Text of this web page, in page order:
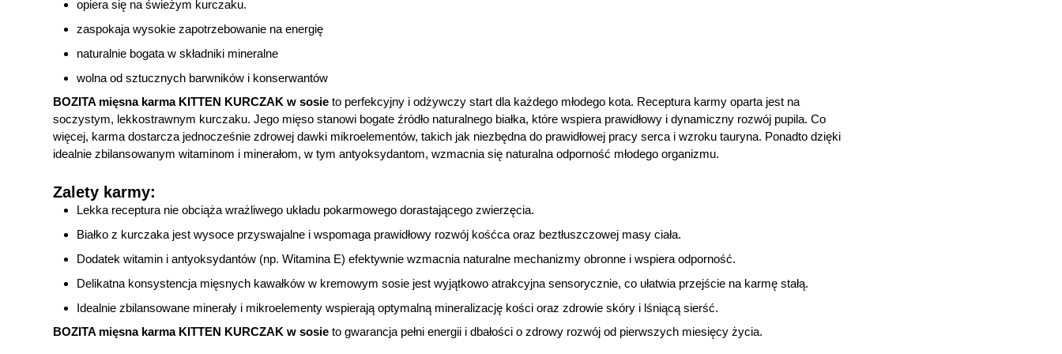
opiera się na świeżym kurczaku.
zaspokaja wysokie zapotrzebowanie na energię
naturalnie bogata w składniki mineralne
wolna od sztucznych barwników i konserwantów
BOZITA mięsna karma KITTEN KURCZAK w sosie to perfekcyjny i odżywczy start dla każdego młodego kota. Receptura karmy oparta jest na
soczystym, lekkostrawnym kurczaku. Jego mięso stanowi bogate źródło naturalnego białka, które wspiera prawidłowy i dynamiczny rozwój pupila. Co
więcej, karma dostarcza jednocześnie zdrowej dawki mikroelementów, takich jak niezbędna do prawidłowej pracy serca i wzroku tauryna. Ponadto dzięki
idealnie zbilansowanym witaminom i minerałom, w tym antyoksydantom, wzmacnia się naturalna odporność młodego organizmu.
Zalety karmy:
Lekka receptura nie obciąża wrażliwego układu pokarmowego dorastającego zwierzęcia.
Białko z kurczaka jest wysoce przyswajalne i wspomaga prawidłowy rozwój kośćca oraz beztłuszczowej masy ciała.
Dodatek witamin i antyoksydantów (np. Witamina E) efektywnie wzmacnia naturalne mechanizmy obronne i wspiera odporność.
Delikatna konsystencja mięsnych kawałków w kremowym sosie jest wyjątkowo atrakcyjna sensorycznie, co ułatwia przejście na karmę stałą.
Idealnie zbilansowane minerały i mikroelementy wspierają optymalną mineralizację kości oraz zdrowie skóry i lśniącą sierść.
BOZITA mięsna karma KITTEN KURCZAK w sosie to gwarancja pełni energii i dbałości o zdrowy rozwój od pierwszych miesięcy życia.